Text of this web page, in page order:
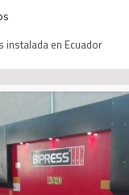
instalada en Ecuador